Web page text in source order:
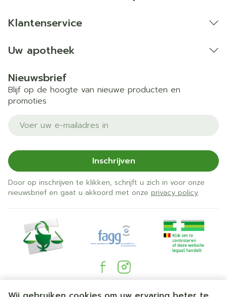
Klantenservice
Uw apotheek
Nieuwsbrief
Blijf op de hoogte van nieuwe producten en
promoties
E-mail adres
Inschrijven
Door op inschrijven te klikken, schrijft u zich in voor onze
nieuwsbrief en gaat u akkoord met onze privacy policy.
Juridische links